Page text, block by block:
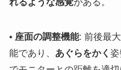
れるような感覚がある。
• 座面の調整機能: 前後最
能であり、 あぐらをかく